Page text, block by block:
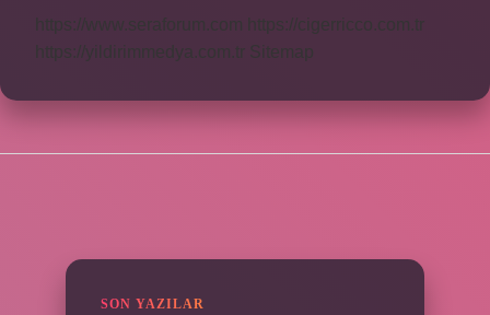
https://www.seraforum.com
https://cigerricco.com.tr
https://yildirimmedya.com.tr Sitemap
SON YAZILAR